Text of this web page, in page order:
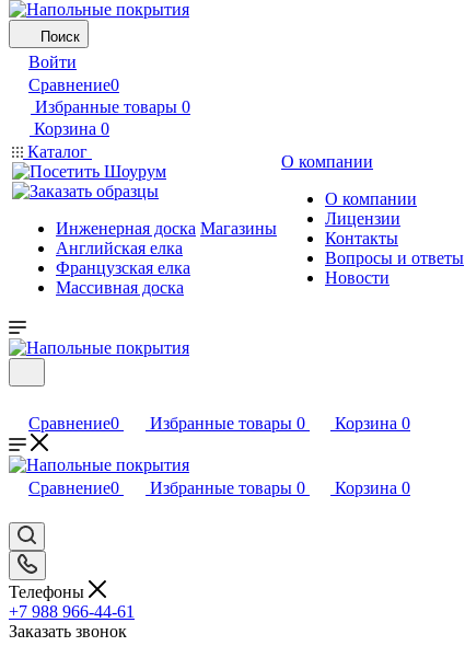
Поиск
Войти
Сравнение0
Избранные товары 0
Корзина 0
Каталог
Инженерная доска
Английская елка
Французская елка
Массивная доска
Магазины
О компании
О компании
Лицензии
Контакты
Вопросы и ответы
Новости
Сравнение0 Избранные товары 0 Корзина 0
Сравнение0 Избранные товары 0 Корзина 0
Телефоны
+7 988 966-44-61
Заказать звонок